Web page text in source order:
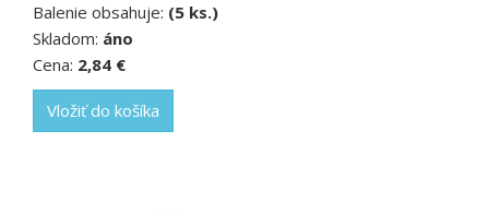
Balenie obsahuje: (5 ks.)
Skladom: áno
Cena: 2,84 €
Vložiť do košíka